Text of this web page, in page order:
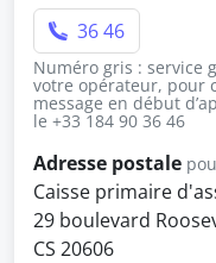
36 46
Numéro gris : service
votre opérateur, pour
message en début
le +33 184 90 36 46
Adresse postale
Caisse primaire
29 boulevard
CS 20606